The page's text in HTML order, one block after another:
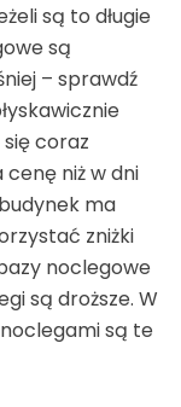
są to długie
są
– sprawdź
coraz
cenę niż w dni
ma
zniżki
noclegowe
są droższe. W
są te